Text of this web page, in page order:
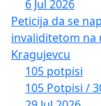
6 Jul 2026
Peticija da se
invaliditetom na
Kragujevcu
105 potpisi
105 Potpisi /